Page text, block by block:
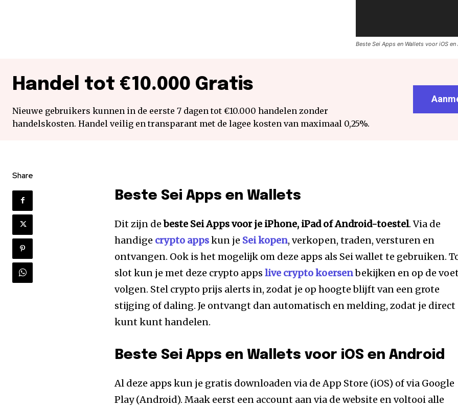
Beste Sei Apps en Wallets voor iOS
Handel tot €10.000 Gratis
Nieuwe gebruikers kunnen in de eerste 7 dagen tot €10.000 handelen zonder
handelskosten. Handel veilig en transparant met de lagee kosten van maximaal 0,25%.
Share
Beste Sei Apps en Wallets
Dit zijn debeste Sei Apps voor je iPhone, iPad of Android-toestel. Via de
handige crypto appskun je Sei kopen, verkopen, traden, versturen en
ontvangen. Ook is het mogelijk om deze apps als Sei wallet te gebruiken.
slot kun je met deze crypto appslive crypto koersenbekijken en op de voet
volgen. Stel crypto prijs alerts in, zodat je op hoogte blijft van een grote
stijging of daling. Je ontvangt dan automatisch en melding, zodat je direct
kunt kunt handelen.
Beste Sei Apps en Wallets voor iOS en Android
Al deze apps kun je gratis downloaden via de App Store (iOS) of via Google
Play (Android). Maak eerst een account aan via de website en voltooi alle